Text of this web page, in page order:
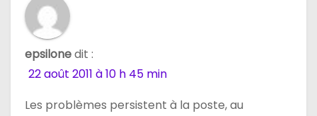
d
e
epsilonedit :
22 août 2011 à 10 h 45 min
Les problèmes persistent à la poste, au